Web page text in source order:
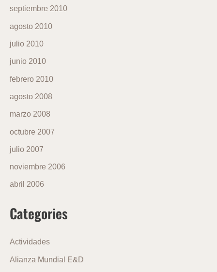
septiembre 2010
agosto 2010
julio 2010
junio 2010
febrero 2010
agosto 2008
marzo 2008
octubre 2007
julio 2007
noviembre 2006
abril 2006
Categories
Actividades
Alianza Mundial E&D